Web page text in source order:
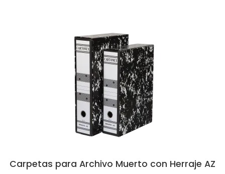
Carpetas para Archivo Muerto con Herraje AZ